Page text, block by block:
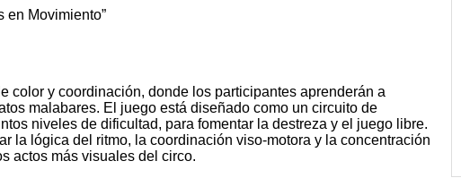
en Movimiento”
color y coordinación, donde los participantes aprenderán a
malabares. El juego está diseñado como un circuito de
niveles de dificultad, para fomentar la destreza y el juego libre.
la lógica del ritmo, la coordinación viso-motora y la concentración
actos más visuales del circo.